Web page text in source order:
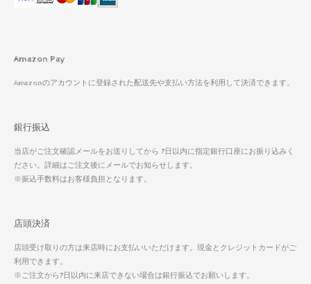
Amazon Pay
Amazonのアカウントに登録された配送先や支払い方法を利用して決済できます。
銀行振込
当店がご注文確認メールをお送りしてから 7日以内に指定銀行口座にお振り込みく
ださい。詳細はご注文後にメールでお知らせします。
※振込手数料はお客様負担となります。
店頭決済
店頭受け取りの方は来店時にお支払いいただけます。現金とクレジットカードがご
利用できます。
※ご注文から7日以内に来店できない場合は銀行振込でお願いします。